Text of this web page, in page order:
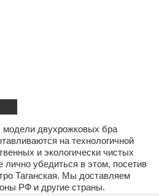
модели двухрожковых бра
на технологичной
и экологически чистых
убедиться в этом, посетив
Таганская. Мы доставляем
РФ и другие страны.